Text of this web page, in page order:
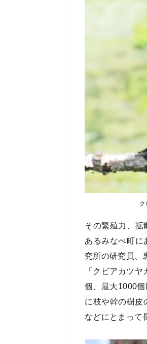
ク
その繁殖力、拡
あるみなべ町に
究所の研究員、
「クビアカツ
個、最大1000
に枝や幹の樹皮
などにとまって